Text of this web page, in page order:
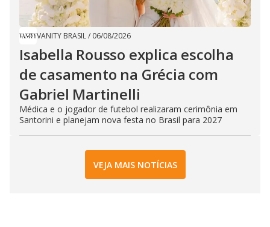
VANITY BRASIL/ 06/08/2026
Isabella Rousso explica escolha
de casamento na Grécia com
Gabriel Martinelli
Médica e o jogador de futebol realizaram cerimônia em
Santorini e planejam nova festa no Brasil para 2027
VEJA MAIS NOTÍCIAS